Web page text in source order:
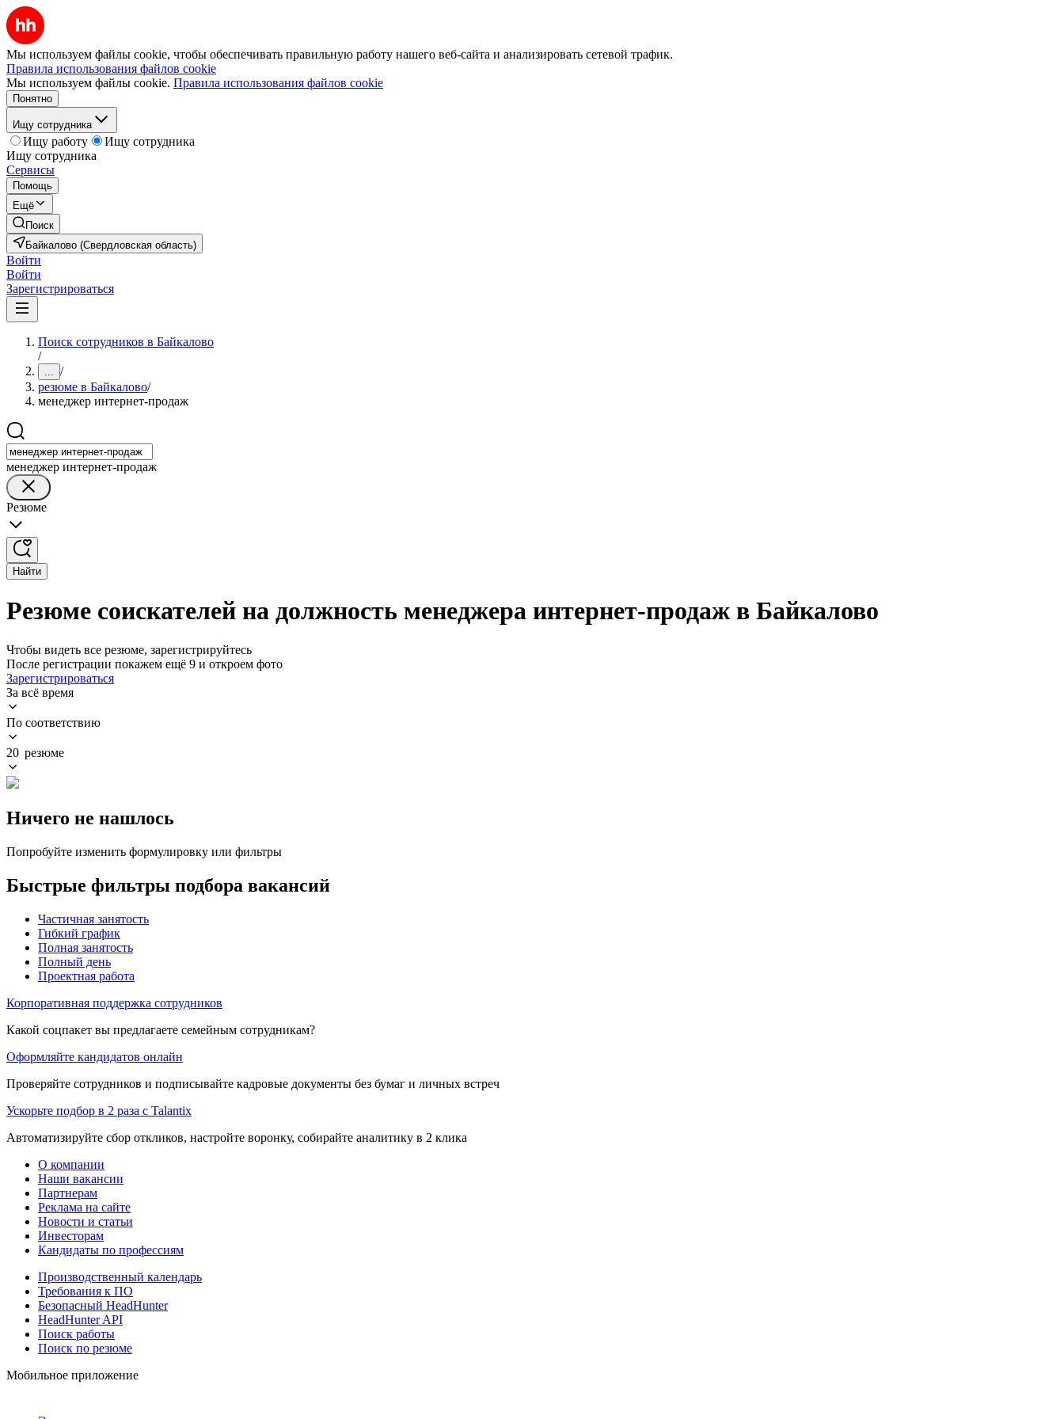
Мы используем файлы cookie, чтобы обеспечивать правильную работу нашего веб-сайта и анализировать сетевой трафик.
Правила использования файлов cookie
Мы используем файлы cookie. Правила использования файлов cookie
Понятно
Ищу сотрудника
Ищу работу
Ищу сотрудника
Ищу сотрудника
Сервисы
Помощь
Ещё
Поиск
Байкалово (Свердловская область)
Войти
Войти
Зарегистрироваться
Поиск сотрудников в Байкалово
/
... /
резюме в Байкалово/
менеджер интернет-продаж
менеджер интернет-продаж
Резюме
Найти
Резюме соискателей на должность менеджера интернет-продаж в Байкалово
Чтобы видеть все резюме, зарегистрируйтесь
После регистрации покажем ещё 9 и откроем фото
Зарегистрироваться
За всё время
По соответствию
20 резюме
Ничего не нашлось
Попробуйте изменить формулировку или фильтры
Быстрые фильтры подбора вакансий
Частичная занятость
Гибкий график
Полная занятость
Полный день
Проектная работа
Корпоративная поддержка сотрудников
Какой соцпакет вы предлагаете семейным сотрудникам?
Оформляйте кандидатов онлайн
Проверяйте сотрудников и подписывайте кадровые документы без бумаг и личных встреч
Ускорьте подбор в 2 раза с Talantix
Автоматизируйте сбор откликов, настройте воронку, собирайте аналитику в 2 клика
О компании
Наши вакансии
Партнерам
Реклама на сайте
Новости и статьи
Инвесторам
Кандидаты по профессиям
Производственный календарь
Требования к ПО
Безопасный HeadHunter
HeadHunter API
Поиск работы
Поиск по резюме
Мобильное приложение